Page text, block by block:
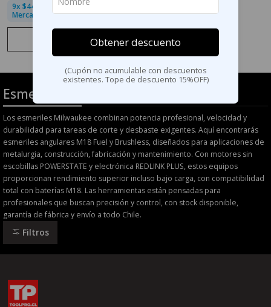
9x $44.443 sin interés con
MercadoPago
Esmeriles
Los esmeriles Milwaukee combinan potencia profesional, velocidad y
durabilidad para tareas de corte y desbaste exigentes. Aquí encontrarás
esmeriles angulares M18 Fuel y Brushless, diseñados para aplicaciones de
metalurgia, construcción, fabricación y mantenimiento. Con motores sin
escobillas POWERSTATE y electrónica REDLINK PLUS, estos equipos
proporcionan rendimiento superior incluso bajo carga, con compatibilidad
total con baterías M18. Las herramientas están pensadas para
profesionales que buscan precisión y control, con stock disponible,
garantía de fábrica y envío a todo Chile.
Filtros
Obtener descuento
(Cupón no acumulable con descuentos
existentes. Tope de descuento 15%OFF)